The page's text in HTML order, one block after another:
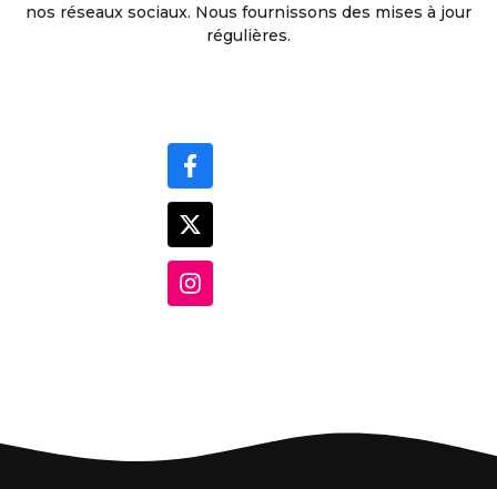
nos réseaux sociaux. Nous fournissons des mises à jour
régulières.